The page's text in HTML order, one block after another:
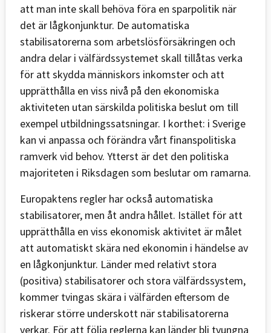
att man inte skall behöva föra en sparpolitik när
det är lågkonjunktur. De automatiska
stabilisatorerna som arbetslösförsäkringen och
andra delar i välfärdssystemet skall tillåtas verka
för att skydda människors inkomster och att
upprätthålla en viss nivå på den ekonomiska
aktiviteten utan särskilda politiska beslut om till
exempel utbildningssatsningar. I korthet: i Sverige
kan vi anpassa och förändra vårt finanspolitiska
ramverk vid behov. Ytterst är det den politiska
majoriteten i Riksdagen som beslutar om ramarna.
Europaktens regler har också automatiska
stabilisatorer, men åt andra hållet. Istället för att
upprätthålla en viss ekonomisk aktivitet är målet
att automatiskt skära ned ekonomin i händelse av
en lågkonjunktur. Länder med relativt stora
(positiva) stabilisatorer och stora välfärdssystem,
kommer tvingas skära i välfärden eftersom de
riskerar större underskott när stabilisatorerna
verkar. För att följa reglerna kan länder bli tvungna